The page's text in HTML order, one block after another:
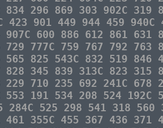
296 869 303 902C 319
423 901 449 944 459
600 886 612 861 631
777C 759 767 792 763
825 543C 832 519 846
345 839 313C 823 315
710 235 692 241C 678
553 191 534 208 524
284C 525 298 541 318
355C 455 367 436 371